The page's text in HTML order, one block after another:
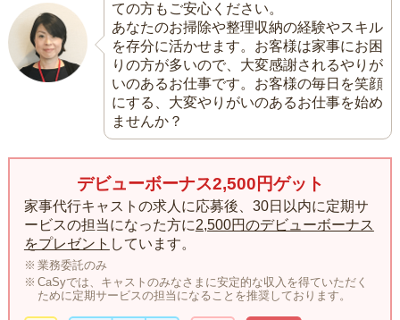
ての方もご安心ください。
あなたのお掃除や整理収納の経験やスキル
を存分に活かせます。お客様は家事にお困
りの方が多いので、大変感謝されるやりが
いのあるお仕事です。お客様の毎日を笑顔
にする、大変やりがいのあるお仕事を始め
ませんか？
デビューボーナス2,500円ゲット
家事代行キャストの求人に応募後、30日以内に定期サ
ービスの担当になった方に2,500円のデビューボーナス
をプレゼント しています。
業務委託のみ
CaSyでは、キャストのみなさまに安定的な収入を得ていただく
ために定期サービスの担当になることを推奨しております。